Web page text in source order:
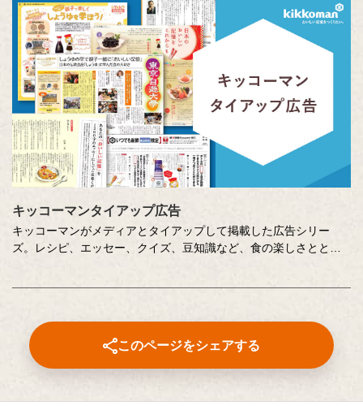
い、時に涙のドキュメンタリーエンターテインメント番組です。
MC ：藤井隆 進行：吉竹史 ナレーター：小野大輔（声優）
キッコーマンタイアップ広告
キッコーマンがメディアとタイアップして掲載した広告シリー
ズ。レシピ、エッセー、クイズ、豆知識など、食の楽しさととも
このページをシェアする